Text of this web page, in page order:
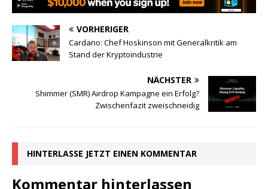
VORHERIGER
Cardano: Chef Hoskinson mit Generalkritik am
Stand der Kryptoindustrie
NÄCHSTER
Shimmer (SMR) Airdrop Kampagne ein Erfolg?
Zwischenfazit zweischneidig
HINTERLASSE JETZT EINEN KOMMENTAR
Kommentar hinterlassen